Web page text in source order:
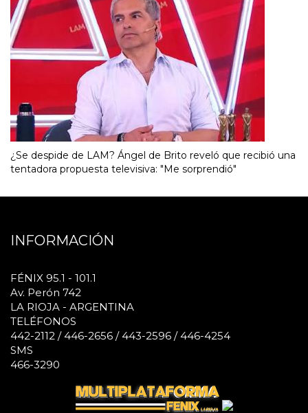
¿Se despide de LAM? Ángel de Brito reveló que recibió una
tentadora propuesta televisiva: "Me sorprendió"
INFORMACIÓN
FÉNIX 95.1 - 101.1
Av. Perón 742
LA RIOJA - ARGENTINA
TELÉFONOS
442-2112 / 446-2656 / 443-2596 / 446-4254
SMS
466-3290